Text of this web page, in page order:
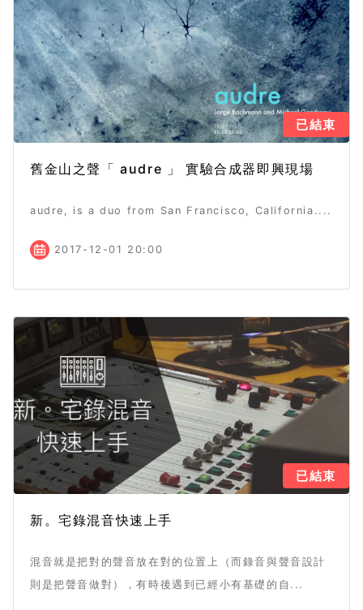
已結束
舊金山之聲「 audre 」 實驗合成器即興現場
audre, is a duo from San Francisco, California....
2017-12-01 20:00
已結束
新。宅錄混音快速上手
混音就是把對的聲音放在對的位置上（而錄音與聲音設計
則是把聲音做對），有時後遇到已經小有基礎的自...